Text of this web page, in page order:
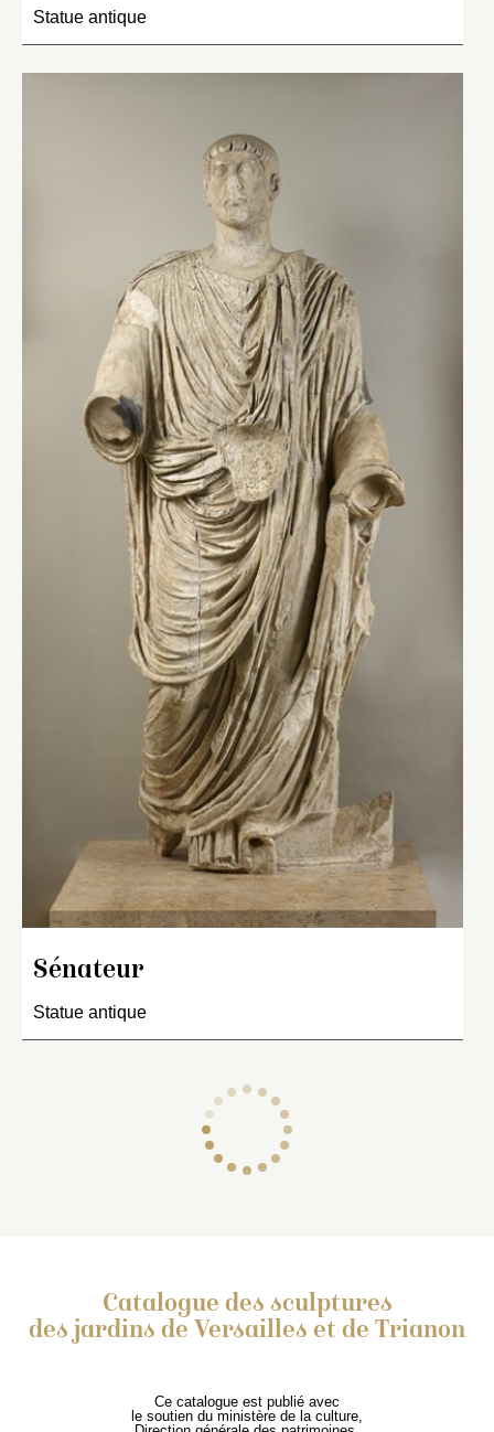
Statue antique
Sénateur
Statue antique
Catalogue des sculptures
des jardins de Versailles et de Trianon
Ce catalogue est publié avec
le soutien du ministère de la culture,